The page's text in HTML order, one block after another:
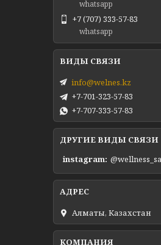
whatsapp
+7 (707) 333-57-83
whatsapp
info@welnes.kz
+7-701-323-57-83
+7-707-333-57-83
ДРУГИЕ ВИДЫ СВЯЗИ
instagram
Алматы, Казахстан